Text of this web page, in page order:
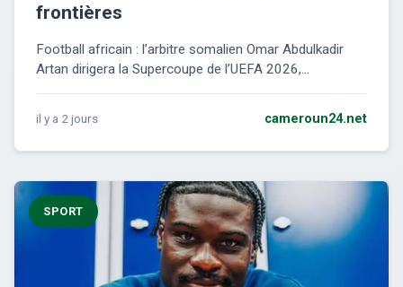
frontières
Football africain : l’arbitre somalien Omar Abdulkadir
Artan dirigera la Supercoupe de l’UEFA 2026,...
il y a 2 jours cameroun24.net
SPORT